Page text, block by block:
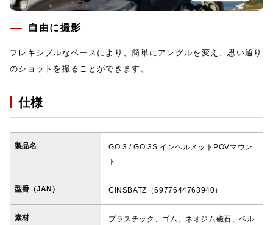
自由に撮影
フレキシブルなベースにより、簡単にアングルを変え、思い通り
のショットを撮ることができます。
仕様
製品名
GO 3 / GO 3S インヘルメットPOVマウン
ト
型番（JAN） CINSBATZ（6977644763940）
素材
プラスチック、ゴム、ネオジム磁石、ベル